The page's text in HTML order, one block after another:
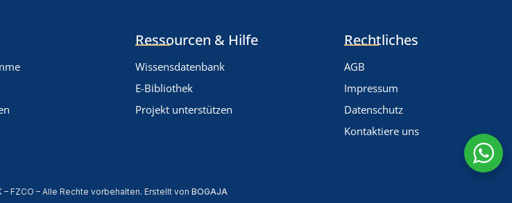
Ressourcen & Hilfe
Wissensdatenbank
E-Bibliothek
Projekt unterstützen
Rechtliches
AGB
Impressum
Datenschutz
Kontaktiere uns
– FZCO – Alle Rechte vorbehalten. Erstellt von BOGAJA